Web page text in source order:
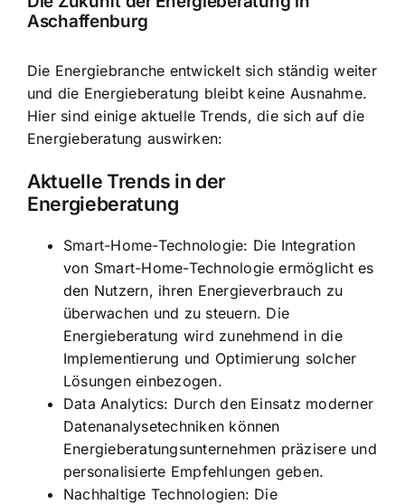
Aschaffenburg
Die Energiebranche entwickelt sich ständig weiter
und die Energieberatung bleibt keine Ausnahme.
Hier sind einige aktuelle Trends, die sich auf die
Energieberatung auswirken:
Aktuelle Trends in der
Energieberatung
Smart-Home-Technologie: Die Integration
von Smart-Home-Technologie ermöglicht es
den Nutzern, ihren Energieverbrauch zu
überwachen und zu steuern. Die
Energieberatung wird zunehmend in die
Implementierung und Optimierung solcher
Lösungen einbezogen.
Data Analytics: Durch den Einsatz moderner
Datenanalysetechniken können
Energieberatungsunternehmen präzisere und
personalisierte Empfehlungen geben.
Nachhaltige Technologien: Die